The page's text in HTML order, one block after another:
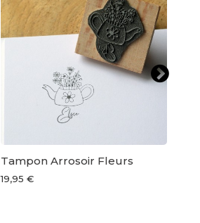
Tampon Arrosoir Fleurs
19,95 €